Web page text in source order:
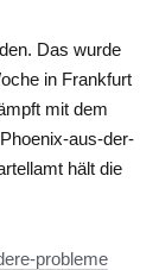
Das wurde
in Frankfurt
mit dem
aus-der-
hält die
probleme